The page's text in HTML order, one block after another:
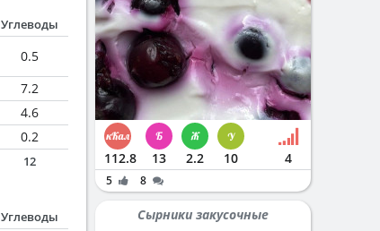
Углеводы
0.5
7.2
4.6
0.2
12
Углеводы
112.8 13 2.2 10 4
5 8
Сырники закусочные